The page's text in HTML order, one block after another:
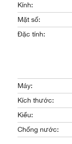
Kính:
Mặt số:
Đặc tính:
Máy:
Kích thước:
Kiểu:
Chống nước: